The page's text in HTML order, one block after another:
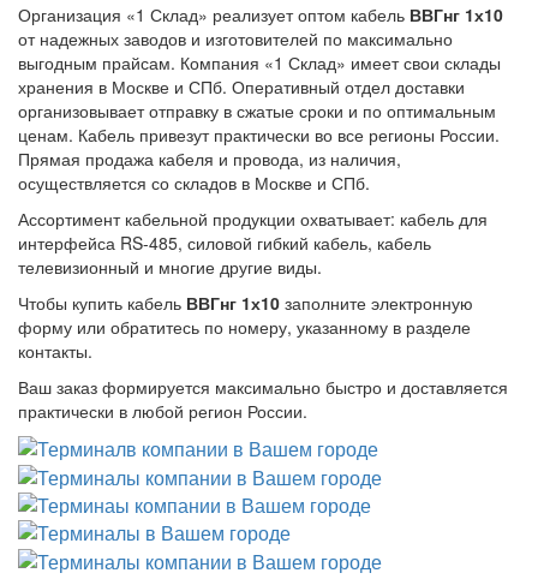
Организация «1 Склад» реализует оптом кабель ВВГнг 1х10
от надежных заводов и изготовителей по максимально
выгодным прайсам. Компания «1 Склад» имеет свои склады
хранения в Москве и СПб. Оперативный отдел доставки
организовывает отправку в сжатые сроки и по оптимальным
ценам. Кабель привезут практически во все регионы России.
Прямая продажа кабеля и провода, из наличия,
осуществляется со складов в Москве и СПб.
Ассортимент кабельной продукции охватывает: кабель для
интерфейса RS-485, силовой гибкий кабель, кабель
телевизионный и многие другие виды.
Чтобы купить кабель ВВГнг 1х10 заполните электронную
форму или обратитесь по номеру, указанному в разделе
контакты.
Ваш заказ формируется максимально быстро и доставляется
практически в любой регион России.